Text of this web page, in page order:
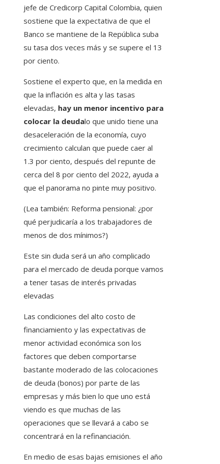
jefe de Credicorp Capital Colombia, quien
sostiene que la expectativa de que el
Banco se mantiene de la República suba
su tasa dos veces más y se supere el 13
por ciento.
Sostiene el experto que, en la medida en
que la inflación es alta y las tasas
elevadas, hay un menor incentivo para
colocar la deudalo que unido tiene una
desaceleración de la economía, cuyo
crecimiento calculan que puede caer al
1.3 por ciento, después del repunte de
cerca del 8 por ciento del 2022, ayuda a
que el panorama no pinte muy positivo.
(Lea también: Reforma pensional: ¿por
qué perjudicaría a los trabajadores de
menos de dos mínimos?)
Este sin duda será un año complicado
para el mercado de deuda porque vamos
a tener tasas de interés privadas
elevadas
Las condiciones del alto costo de
financiamiento y las expectativas de
menor actividad económica son los
factores que deben comportarse
bastante moderado de las colocaciones
de deuda (bonos) por parte de las
empresas y más bien lo que uno está
viendo es que muchas de las
operaciones que se llevará a cabo se
concentrará en la refinanciación.
En medio de esas bajas emisiones el año